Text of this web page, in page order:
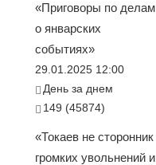
«Приговоры по делам
о январских
событиях»
29.01.2025 12:00
День за днем
149 (45874)
«Токаев не сторонник
громких увольнений и